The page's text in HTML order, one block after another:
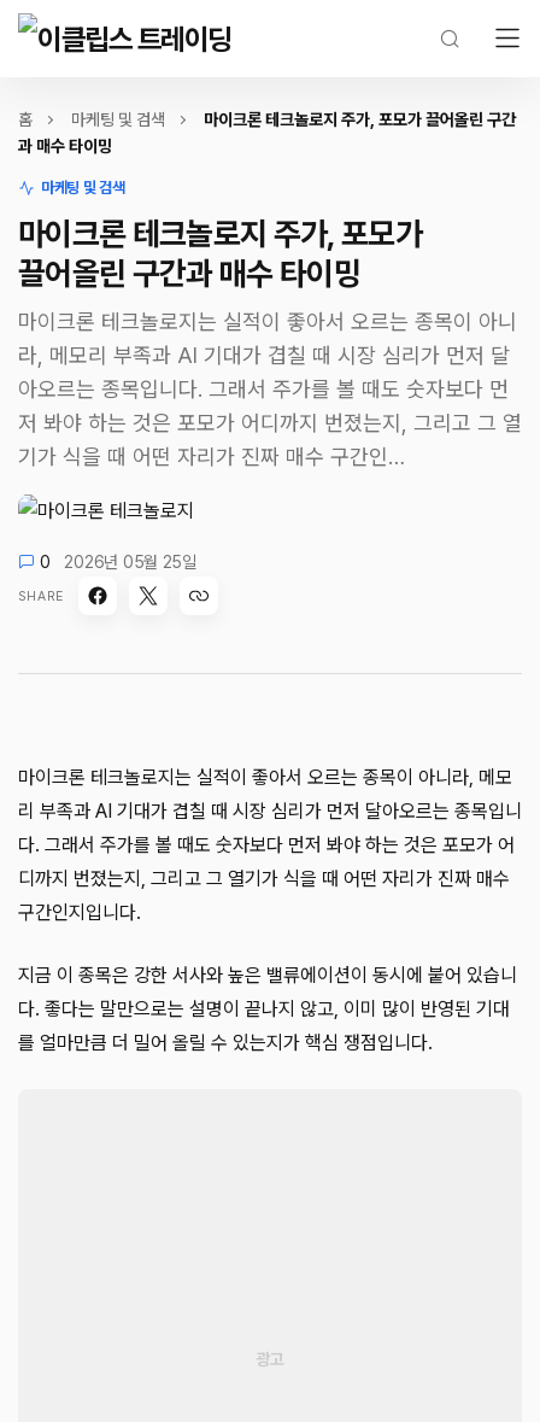
홈 마케팅 및 검색
마이크론 테크놀로지 주가, 포모가 끌어올린 구간
과 매수 타이밍
마케팅 및 검색
마이크론 테크놀로지 주가, 포모가
끌어올린 구간과 매수 타이밍
마이크론 테크놀로지는 실적이 좋아서 오르는 종목이 아니
라, 메모리 부족과 AI 기대가 겹칠 때 시장 심리가 먼저 달
아오르는 종목입니다. 그래서 주가를 볼 때도 숫자보다 먼
저 봐야 하는 것은 포모가 어디까지 번졌는지, 그리고 그 열
기가 식을 때 어떤 자리가 진짜 매수 구간인…
0 2026년 05월 25일
SHARE
마이크론 테크놀로지는 실적이 좋아서 오르는 종목이 아니라, 메모
리 부족과 AI 기대가 겹칠 때 시장 심리가 먼저 달아오르는 종목입니
다. 그래서 주가를 볼 때도 숫자보다 먼저 봐야 하는 것은 포모가 어
디까지 번졌는지, 그리고 그 열기가 식을 때 어떤 자리가 진짜 매수
구간인지입니다.
지금 이 종목은 강한 서사와 높은 밸류에이션이 동시에 붙어 있습니
다. 좋다는 말만으로는 설명이 끝나지 않고, 이미 많이 반영된 기대
를 얼마만큼 더 밀어 올릴 수 있는지가 핵심 쟁점입니다.